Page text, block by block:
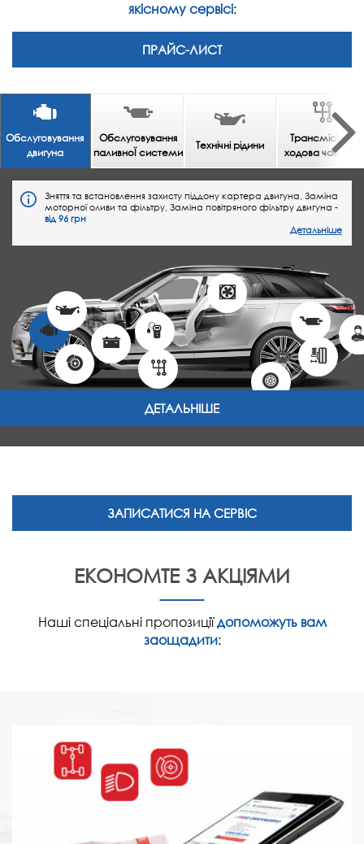
якісному сервісі:
ПРАЙС-ЛИСТ
Обслуговування
двигуна
Обслуговування
паливноЇ системи
Технічні рідини
Трансмісія та
ходова частина
Зняття та встановлення захисту піддону картера двигуна, Заміна
моторної оливи та фільтру, Заміна повітряного фільтру двигуна -
від 96 грн
Детальніше
ДЕТАЛЬНІШЕ
ЗАПИСАТИСЯ НА СЕРВІС
ЕКОНОМТЕ З АКЦІЯМИ
Наші спеціальні пропозиціїдопоможуть вам
заощадити: